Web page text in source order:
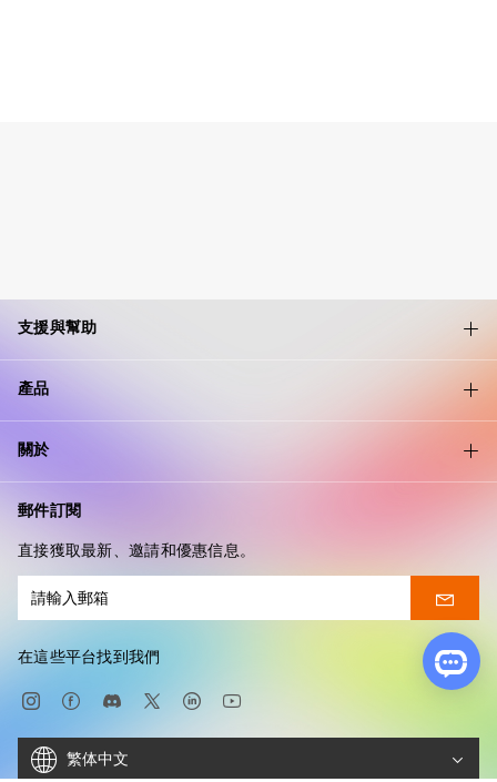
支援與幫助
產品
關於
郵件訂閱
直接獲取最新、邀請和優惠信息。
在這些平台找到我們
繁体中文